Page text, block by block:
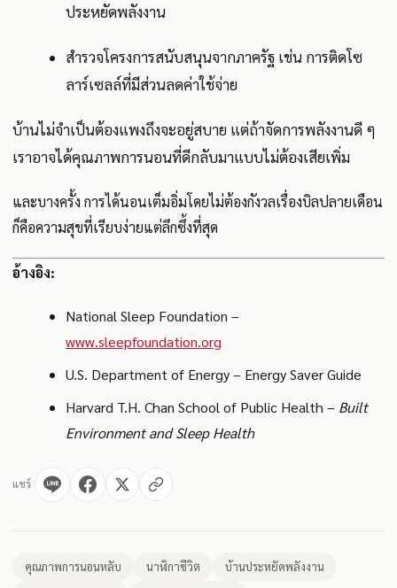
ประหยัดพลังงาน
สำรวจโครงการสนับสนุนจากภาครัฐ เช่น การติดโซ
ลาร์เซลล์ที่มีส่วนลดค่าใช้จ่าย
บ้านไม่จำเป็นต้องแพงถึงจะอยู่สบาย แต่ถ้าจัดการพลังงานดี ๆ
เราอาจได้คุณภาพการนอนที่ดีกลับมาแบบไม่ต้องเสียเพิ่ม
และบางครั้ง การได้นอนเต็มอิ่มโดยไม่ต้องกังวลเรื่องบิลปลายเดือน
ก็คือความสุขที่เรียบง่ายแต่ลึกซึ้งที่สุด
อ้างอิง:
National Sleep Foundation –
www.sleepfoundation.org
U.S. Department of Energy – Energy Saver Guide
Harvard T.H. Chan School of Public Health – Built
Environment and Sleep Health
แชร์
คุณภาพการนอนหลับ นาฬิกาชีวิต
บ้านประหยัดพลังงาน